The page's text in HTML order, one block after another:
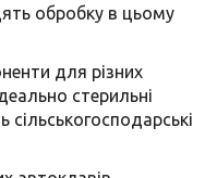
обробку в цьому
для різних
стерильні